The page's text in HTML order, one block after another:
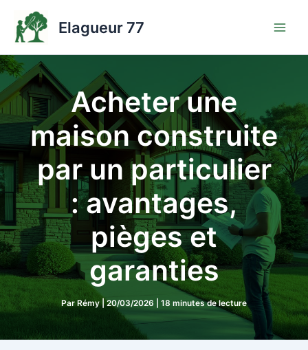
contenu
Elagueur 77
Acheter une
maison construite
par un particulier
: avantages,
pièges et
garanties
Par Rémy|20/03/2026 18 minutes de lecture